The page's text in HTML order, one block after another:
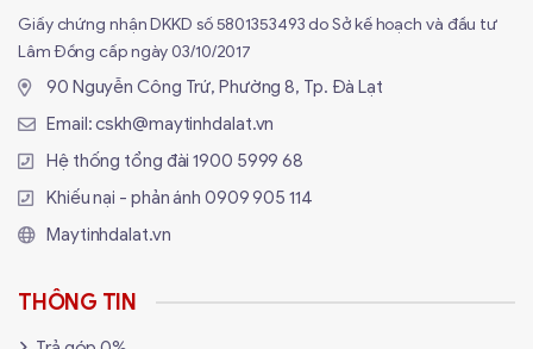
Giấy chứng nhận DKKD số 5801353493 do Sở kế hoạch và đầu tư
Lâm Đồng cấp ngày 03/10/2017
90 Nguyễn Công Trứ, Phường 8, Tp. Đà Lạt
Email:cskh@maytinhdalat.vn
Hệ thống tổng đài1900 5999 68
Khiếu nại - phản ánh 0909 905 114
Maytinhdalat.vn
THÔNG TIN